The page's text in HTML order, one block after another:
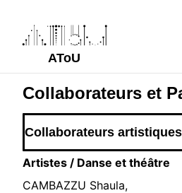
contenu
AToU
Collaborateurs et
Collaborateurs artistiques
Artistes / Danse et théâtre
CAMBAZZU Shaula,